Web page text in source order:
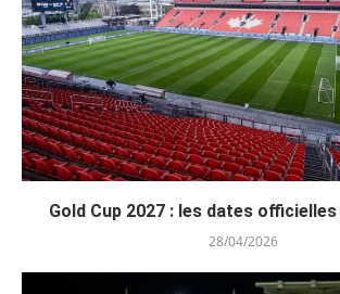
Gold Cup 2027 : les dates
28/04/2026